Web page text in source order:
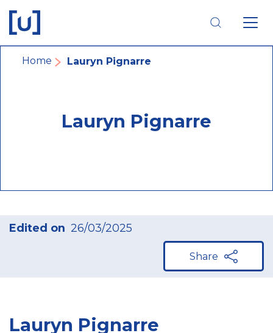
main
navigation
main
content
footer
navigation
Breadcrumb
Home Lauryn Pignarre
Lauryn Pignarre
Edited on 26/03/2025
Share
Lauryn Pignarre